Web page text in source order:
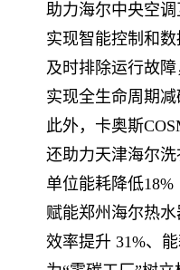
助力海尔中央空调
实现智能控制和数
及时排除运行故
实现全生命周期
此外，卡奥斯
还助力天津海尔洗
单位能耗降低18%
赋能郑州海尔热水
效率提升 31%、